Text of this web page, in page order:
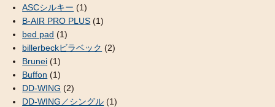
ASCシルキー (1)
B-AIR PRO PLUS (1)
bed pad (1)
billerbeckビラベック (2)
Brunei (1)
Buffon (1)
DD-WING (2)
DD-WING／シングル (1)